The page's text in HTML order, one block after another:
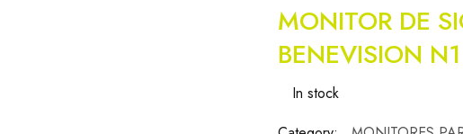
MONITOR DE
BENEVISION
In stock